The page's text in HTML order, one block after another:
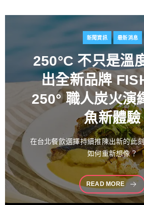
新聞資訊 最新消息
百富攜手金獎藝
花時心藝限量禮
流轉描繪時間之
桶工藝經典 獻
中秋佳節向來是傳遞情誼與分享珍
持百年製酒工藝
READ MORE